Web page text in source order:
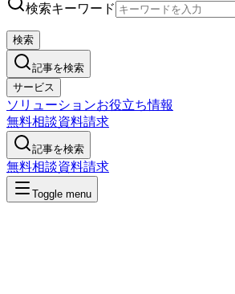
検索キーワード
検索
記事を検索
サービス
ソリューションお役立ち情報
無料相談資料請求
記事を検索
無料相談資料請求
Toggle menu